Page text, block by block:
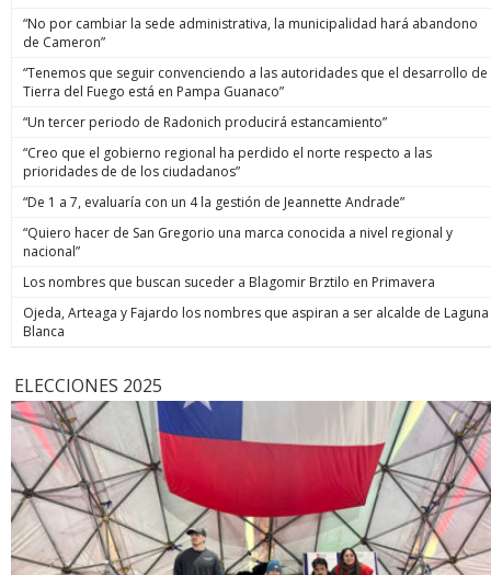
“No por cambiar la sede administrativa, la municipalidad hará abandono
de Cameron”
“Tenemos que seguir convenciendo a las autoridades que el desarrollo de
Tierra del Fuego está en Pampa Guanaco”
“Un tercer periodo de Radonich producirá estancamiento”
“Creo que el gobierno regional ha perdido el norte respecto a las
prioridades de de los ciudadanos”
“De 1 a 7, evaluaría con un 4 la gestión de Jeannette Andrade”
“Quiero hacer de San Gregorio una marca conocida a nivel regional y
nacional”
Los nombres que buscan suceder a Blagomir Brztilo en Primavera
Ojeda, Arteaga y Fajardo los nombres que aspiran a ser alcalde de Laguna
Blanca
ELECCIONES 2025